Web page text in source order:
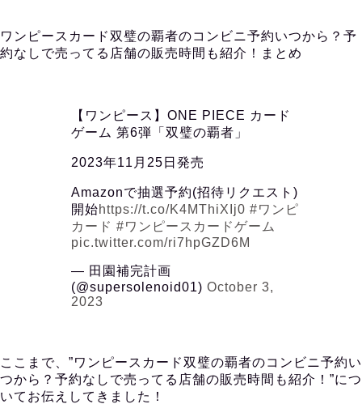
ワンピースカード双璧の覇者のコンビニ予約いつから？予
約なしで売ってる店舗の販売時間も紹介！まとめ
【ワンピース】ONE PIECE カード
ゲーム 第6弾「双璧の覇者」
2023年11月25日発売
Amazonで抽選予約(招待リクエスト)
開始https://t.co/K4MThiXIj0 #ワンピ
カード #ワンピースカードゲーム
pic.twitter.com/ri7hpGZD6M
— 田園補完計画
(@supersolenoid01) October 3,
2023
ここまで、”ワンピースカード双璧の覇者のコンビニ予約い
つから？予約なしで売ってる店舗の販売時間も紹介！”につ
いてお伝えしてきました！